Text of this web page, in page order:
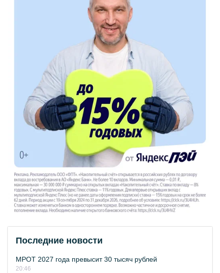
Последние новости
МРОТ 2027 года превысит 30 тысяч рублей
20:46